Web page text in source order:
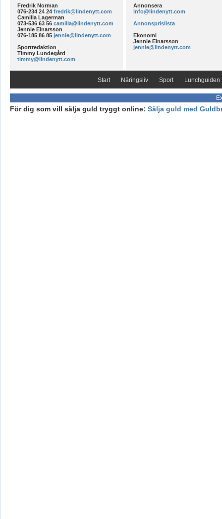
Fredrik Norman
076-234 24 24 fredrik@lindenytt.com
Camilla Lagerman
073-536 63 56 camilla@lindenytt.com
Jennie Einarsson
076-185 86 85 jennie@lindenytt.com
Sportredaktion
Timmy Lundegård
timmy@lindenytt.com
Annonsera
info@lindenytt.com
Annonsprislista
Ekonomi
Jennie Einarsson
jennie@lindenytt.com
Start Näringsliv Sport Lunchguiden
För dig som vill sälja guld tryggt online: Sälja guld med